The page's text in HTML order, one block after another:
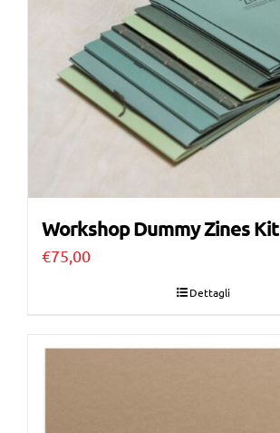
Workshop Dummy Zines Kit
€75,00
Dettagli